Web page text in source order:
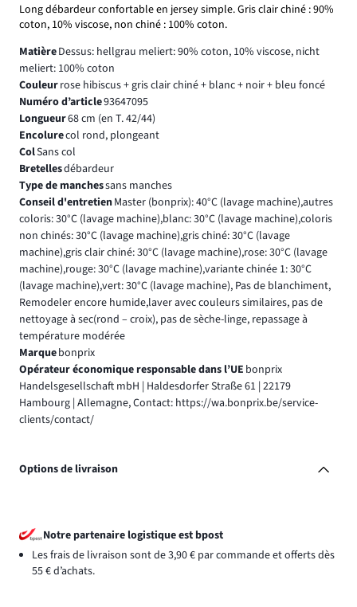
Long débardeur confortable en jersey simple. Gris clair chiné : 90%
coton, 10% viscose, non chiné : 100% coton.
MatièreDessus: hellgrau meliert: 90% coton, 10% viscose, nicht
meliert: 100% coton
Couleurrose hibiscus + gris clair chiné + blanc + noir + bleu foncé
Numéro d’article93647095
Longueur68 cm (en T. 42/44)
Encolurecol rond, plongeant
ColSans col
Bretellesdébardeur
Type de manchessans manches
Conseil d'entretienMaster (bonprix): 40°C (lavage machine),autres
coloris: 30°C (lavage machine),blanc: 30°C (lavage machine),coloris
non chinés: 30°C (lavage machine),gris chiné: 30°C (lavage
machine),gris clair chiné: 30°C (lavage machine),rose: 30°C (lavage
machine),rouge: 30°C (lavage machine),variante chinée 1: 30°C
(lavage machine),vert: 30°C (lavage machine), Pas de blanchiment,
Remodeler encore humide,laver avec couleurs similaires, pas de
nettoyage à sec(rond – croix), pas de sèche-linge, repassage à
température modérée
Marquebonprix
Opérateur économique responsable dans l’UE bonprix
Handelsgesellschaft mbH | Haldesdorfer Straße 61 | 22179
Hambourg | Allemagne, Contact: https://wa.bonprix.be/service-
clients/contact/
Options de livraison
Notre partenaire logistique est bpost
Les frais de livraison sont de 3,90 € par commande et offerts dès
55 € d’achats.